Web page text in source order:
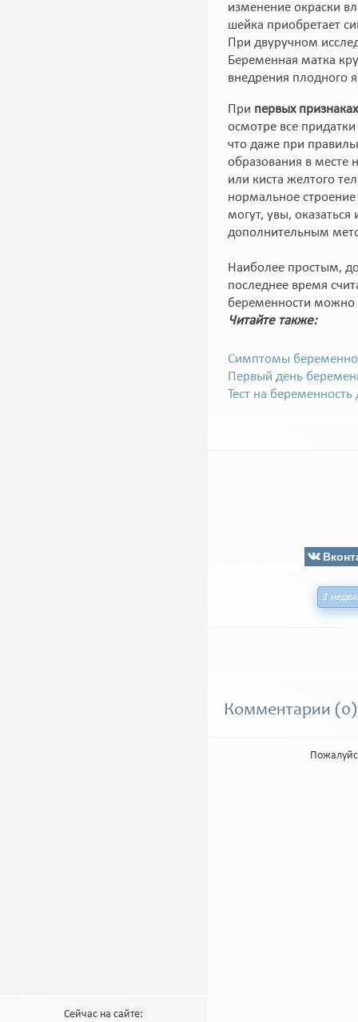
Сейчас на сайте:
изменение окраски
шейка приобретает
При двуручном
Беременная матка
внедрения плодного
При первых
осмотре все
что даже при
образования в месте
или киста желтого
нормальное
могут, увы,
дополнительным
Наиболее простым,
последнее время
беременности можно
Читайте также:
Симптомы
Первый день
Тест на
1
Комментарии (0)